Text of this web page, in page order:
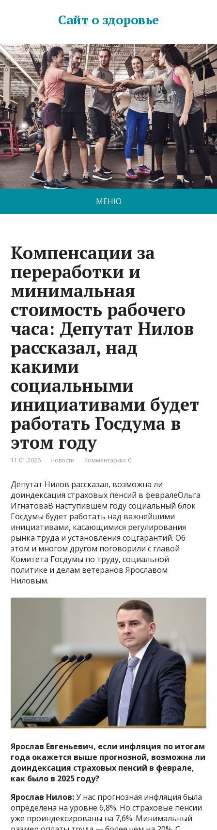
Сайт о здоровье
МЕНЮ
Компенсации за
переработки и
минимальная
стоимость рабочего
часа: Депутат Нилов
рассказал, над
какими
социальными
инициативами будет
работать Госдума в
этом году
11.01.2026 Новости Комментарии: 0
Депутат Нилов рассказал, возможна ли
доиндексация страховых пенсий в февралеОльга
ИгнатоваВ наступившем году социальный блок
Госдумы будет работать над важнейшими
инициативами, касающимися регулирования
рынка труда и установления соцгарантий. Об
этом и многом другом поговорили с главой
Комитета Госдумы по труду, социальной
политике и делам ветеранов Ярославом
Ниловым.
Ярослав Евгеньевич, если инфляция по итогам
года окажется выше прогнозной, возможна ли
доиндексация страховых пенсий в феврале,
как было в 2025 году?
Ярослав Нилов:У нас прогнозная инфляция была
определена на уровне 6,8%. Но страховые пенсии
уже проиндексированы на 7,6%. Минимальный